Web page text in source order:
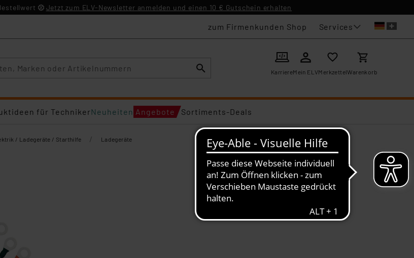
Jetzt zum ELV-Newsletter anmelden und einen 10 € Gutschein erhalten
zum Firmenkunden Shop Services
KarriereMein ELVMerkzettelWarenkorb
für TechnikerNeuheiten Angebote Sortiments-Deals
/ Ladegeräte / Starthilfe / Ladegeräte